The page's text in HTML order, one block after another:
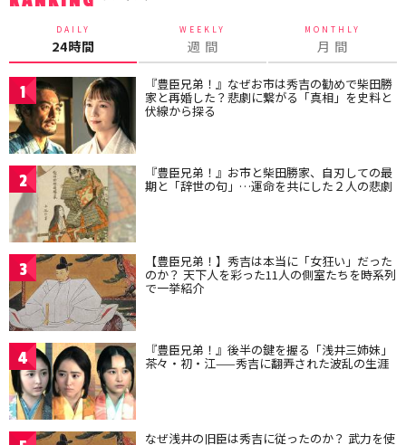
DAILY
24時間
WEEKLY
週 間
MONTHLY
月 間
1 『豊臣兄弟！』なぜお市は秀吉の勧めで柴田勝
家と再婚した？悲劇に繋がる「真相」を史料と
伏線から探る
2 『豊臣兄弟！』お市と柴田勝家、自刃しての最
期と「辞世の句」…運命を共にした２人の悲劇
3 【豊臣兄弟！】秀吉は本当に「女狂い」だった
のか？ 天下人を彩った11人の側室たちを時系列
で一挙紹介
4 『豊臣兄弟！』後半の鍵を握る「浅井三姉妹」
茶々・初・江——秀吉に翻弄された波乱の生涯
なぜ浅井の旧臣は秀吉に従ったのか？ 武力を使